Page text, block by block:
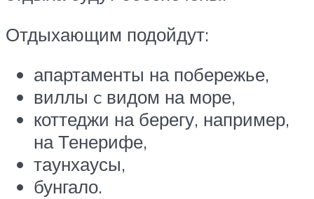
Отдыхающим подойдут:
апартаменты на побережье,
виллы c видом на море,
коттеджи на берегу, например,
на Тенерифе,
таунхаусы,
бунгало.